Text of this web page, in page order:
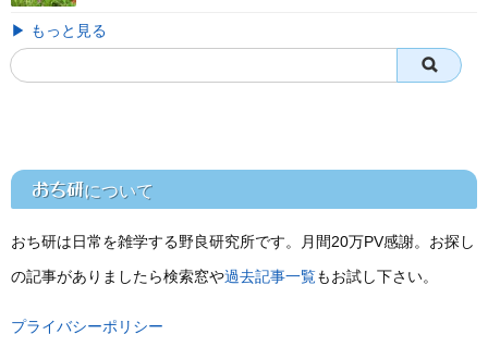
▶ もっと見る
おち研について
おち研は日常を雑学する野良研究所です。月間20万PV感謝。お探し
の記事がありましたら検索窓や過去記事一覧もお試し下さい。
プライバシーポリシー